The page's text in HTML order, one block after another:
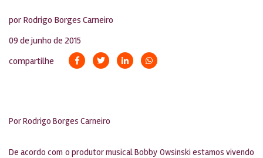
por Rodrigo Borges Carneiro
09 de junho de 2015
compartilhe
PorRodrigo Borges Carneiro
De acordo com o produtor musical Bobby Owsinski estamos vivendo